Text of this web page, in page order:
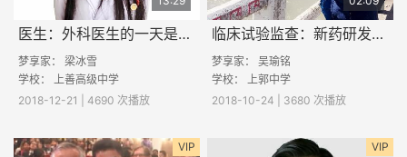
医生：外科医生的一天是什么样的？
梦享家： 梁冰雪
学校：
上善高级中学
2018-12-21 | 4690 次播放
临床试验监查：新药研发背后的耕耘者
梦享家： 吴瑜铭
学校：
上郭中学
2018-10-24 | 3680 次播放
VIP VIP